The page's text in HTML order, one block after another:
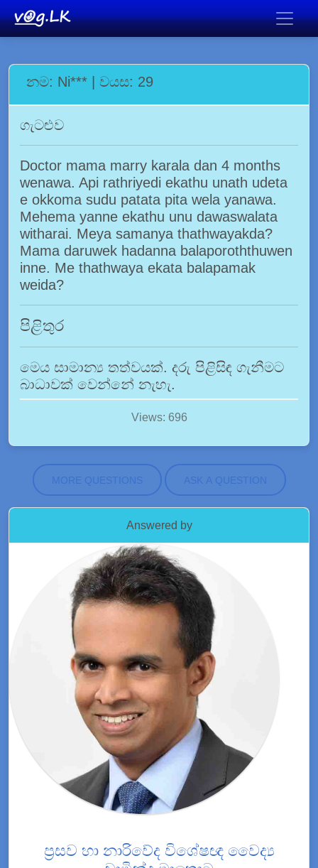
නම: Ni*** | වයස: 29
ගැටළුව
Doctor mama marry karala dan 4 months
wenawa. Api rathriyedi ekathu unath udeta
e okkoma sudu patata pita wela yanawa.
Mehema yanne ekathu unu dawaswalata
witharai. Meya samanya thathwayakda?
Mama daruwek hadanna balaporoththuwen
inne. Me thathwaya ekata balapamak
weida?
පිළිතුර
මෙය සාමාන්‍ය තත්වයක්. දරු පිළිසිඳ ගැනීමට
බාධාවක් වෙන්නේ නැහැ.
Views: 696
MORE QUESTIONS ASK A QUESTION
Answered by
ප්‍රසව හා නාරිවේද විශේෂඥ වෛද්‍ය